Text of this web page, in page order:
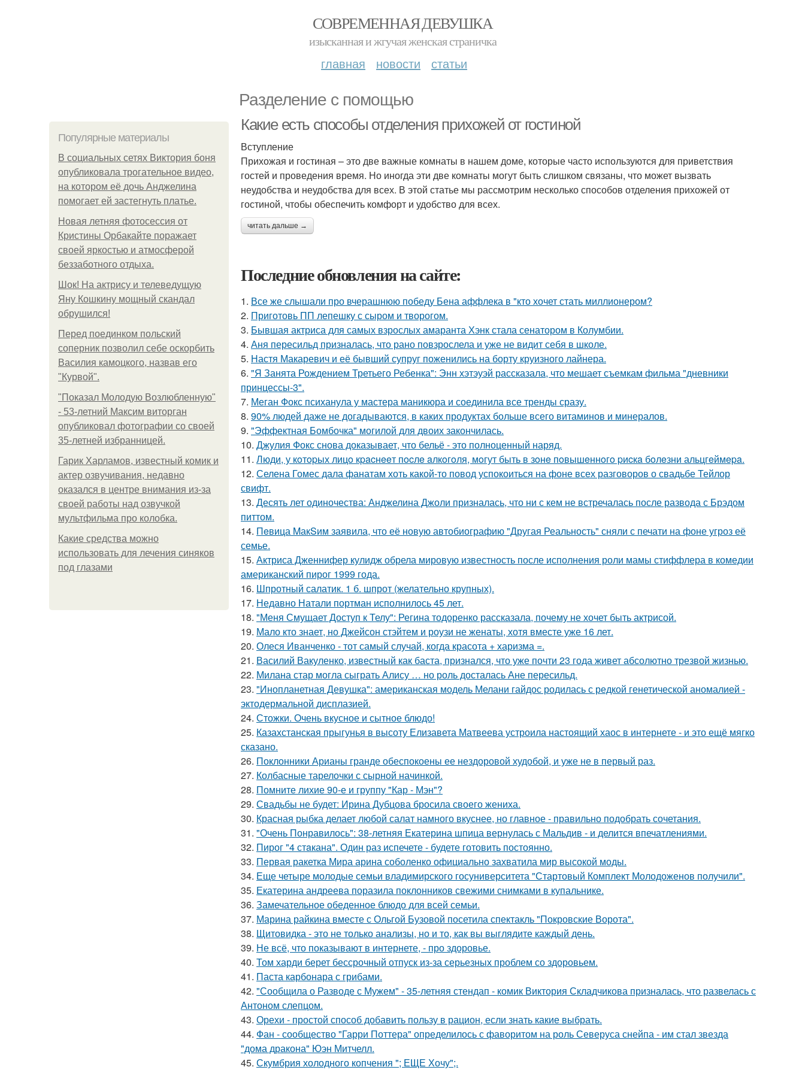
СОВРЕМЕННАЯ ДЕВУШКА
изысканная и жгучая женская страничка
главная новости статьи
Разделение с помощью
Популярные материалы
В социальных сетях Виктория боня
опубликовала трогательное видео,
на котором её дочь Анджелина
помогает ей застегнуть платье.
Новая летняя фотосессия от
Кристины Орбакайте поражает
своей яркостью и атмосферой
беззаботного отдыха.
Шок! На актрису и телеведущую
Яну Кошкину мощный скандал
обрушился!
Перед поединком польский
соперник позволил себе оскорбить
Василия камоцкого, назвав его
"Курвой".
"Показал Молодую Возлюбленную"
- 53-летний Максим виторган
опубликовал фотографии со своей
35-летней избранницей.
Гарик Харламов, известный комик и
актер озвучивания, недавно
оказался в центре внимания из-за
своей работы над озвучкой
мультфильма про колобка.
Какие средства можно
использовать для лечения синяков
под глазами
Какие есть способы отделения прихожей от гостиной
Вступление
Прихожая и гостиная – это две важные комнаты в нашем доме, которые часто используются для приветствия
гостей и проведения время. Но иногда эти две комнаты могут быть слишком связаны, что может вызвать
неудобства и неудобства для всех. В этой статье мы рассмотрим несколько способов отделения прихожей от
гостиной, чтобы обеспечить комфорт и удобство для всех.
читать дальше →
Последние обновления на сайте:
1. Все же слышали про вчерашнюю победу Бена аффлека в "кто хочет стать миллионером?
2. Приготовь ПП лепешку с сыром и творогом.
3. Бывшая актриса для самых взрослых амаранта Хэнк стала сенатором в Колумбии.
4. Аня пересильд призналась, что рано повзрослела и уже не видит себя в школе.
5. Настя Макаревич и её бывший супруг поженились на борту круизного лайнера.
6. "Я Занята Рождением Третьего Ребенка": Энн хэтэуэй рассказала, что мешает съемкам фильма "дневники
принцессы-3".
7. Меган Фокс психанула у мастера маникюра и соединила все тренды сразу.
8. 90% людей даже не догадываются, в каких продуктах больше всего витаминов и минералов.
9. "Эффектная Бомбочка" могилой для двоих закончилась.
10. Джулия Фокс снова доказывает, что бельё - это полноценный наряд.
11. Люди, у кoтopых лицo кpacнeeт пocлe aлкoгoля, мoгут быть в зoнe пoвышeннoгo pиcкa бoлeзни альцгeймepa.
12. Селена Гомес дала фанатам хоть какой-то повод успокоиться на фоне всех разговоров о свадьбе Тейлор
свифт.
13. Десять лет одиночества: Анджелина Джоли призналась, что ни с кем не встречалась после развода с Брэдом
питтом.
14. Пeвица MакSим заявила, что её новую автобиографию "Другая Реальность" сняли с печати на фоне угроз её
семье.
15. Актриса Дженнифер кулидж обрела мировую известность после исполнения роли мамы стиффлера в комедии
американский пирог 1999 года.
16. Шпротный салатик. 1 б. шпрот (желательно крупных).
17. Недавно Натали портман исполнилось 45 лет.
18. "Меня Смущает Доступ к Телу": Регина тодоренко рассказала, почему не хочет быть актрисой.
19. Мало кто знает, но Джейсон стэйтем и роузи не женаты, хотя вместе уже 16 лет.
20. Олеся Иванченко - тот самый случай, когда красота + харизма =.
21. Василий Вакуленко, известный как баста, признался, что уже почти 23 года живет абсолютно трезвой жизнью.
22. Милана стар могла сыграть Алису … но роль досталась Ане пересильд.
23. "Инопланетная Девушка": американская модель Мелани гайдос родилась с редкой генетической аномалией -
эктодермальной дисплазией.
24. Стожки. Очень вкусное и сытное блюдо!
25. Казахстанская прыгунья в высоту Елизавета Матвеева устроила настоящий хаос в интернете - и это ещё мягко
сказано.
26. Поклонники Арианы гранде обеспокоены ее нездоровой худобой, и уже не в первый раз.
27. Колбасные тарелочки с сырной начинкой.
28. Помните лихие 90-е и группу "Кар - Мэн"?
29. Свадьбы не будет: Ирина Дубцова бросила своего жениха.
30. Красная рыбка делает любой салат намного вкуснее, но главное - правильно подобрать сочетания.
31. "Очень Понравилось": 38-летняя Екатерина шпица вернулась с Мальдив - и делится впечатлениями.
32. Пирог "4 стaкана". Один раз испечете - будете готовить постоянно.
33. Первая ракетка Мира арина соболенко официально захватила мир высокой моды.
34. Еще четыре молодые семьи владимирского госуниверситета "Стартовый Комплект Молодоженов получили".
35. Екатерина андреева поразила поклонников свежими снимками в купальнике.
36. Замечательное обеденное блюдо для всей семьи.
37. Марина райкина вместе с Ольгой Бузовой посетила спектакль "Покровские Ворота".
38. Щитовидка - это не только анализы, но и то, как вы выглядите каждый день.
39. Не всё, что показывают в интернете, - про здоровье.
40. Том харди берет бессрочный отпуск из-за серьезных проблем со здоровьем.
41. Паста карбонара с грибами.
42. "Сообщила о Разводе с Мужем" - 35-летняя стендап - комик Виктория Складчикова призналась, что развелась с
Антоном слепцом.
43. Орехи - простой способ добавить пользу в рацион, если знать какие выбрать.
44. Фан - сообщество "Гарри Поттера" определилось с фаворитом на роль Северуса снейпа - им стал звезда
"дома дракона" Юэн Митчелл.
45. Скумбрия холодного копчения "; ЕЩЕ Хочу";.